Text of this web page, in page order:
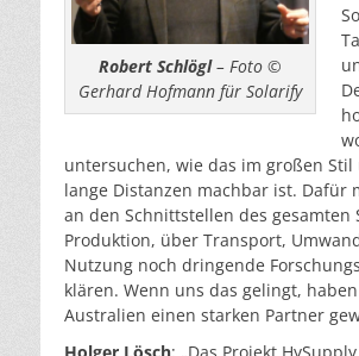
Robert Schlögl– Foto ©
Gerhard Hofmann für Solarify
untersuchen, wie das im großen
lange Distanzen machbar ist. Dafür
an den Schnittstellen des gesamten
Produktion, über Transport,
Nutzung noch dringende
klären. Wenn uns das gelingt,
Australien einen starken Partner